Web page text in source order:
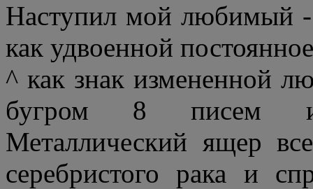
Наступил мой любимый
как удвоенной
^ как знак измененной
бугром 8 писем и
Металлический ящер
серебристого рака и